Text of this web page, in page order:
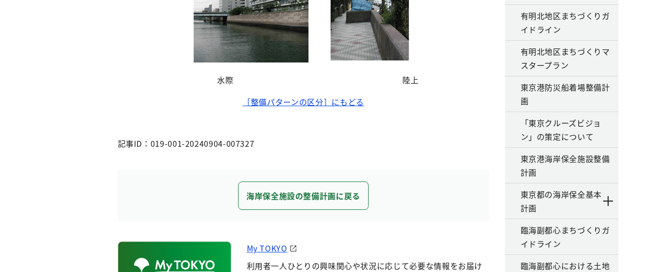
水際
陸上
［整備パターンの区分］にもどる
記事ID：019-001-20240904-007327
海岸保全施設の整備計画に戻る
My TOKYO
利用者一人ひとりの興味関心や状況に応じて必要な情報をお届け
有明北地区まちづくりガ
イドライン
有明北地区まちづくりマ
スタープラン
東京港防災船着場整備計
画
「東京クルーズビジョ
ン」の策定について
東京港海岸保全施設整備
計画
東京都の海岸保全基本
計画
臨海副都心まちづくりガ
イドライン
臨海副都心における土地